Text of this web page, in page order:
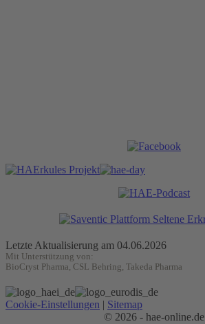
Letzte Aktualisierung am 04.06.2026
Mit Unterstützung von:
BioCryst Pharma, CSL Behring, Takeda Pharma
Cookie-Einstellungen | Sitemap
© 2026 - hae-online.de